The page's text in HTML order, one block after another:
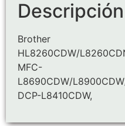
Descripción
Brother
HL8260CDW/
MFC-
L8690CDW/
DCP-L8410CDW,